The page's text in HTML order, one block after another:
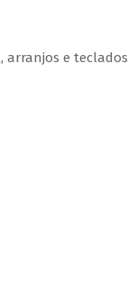
arranjos e teclados